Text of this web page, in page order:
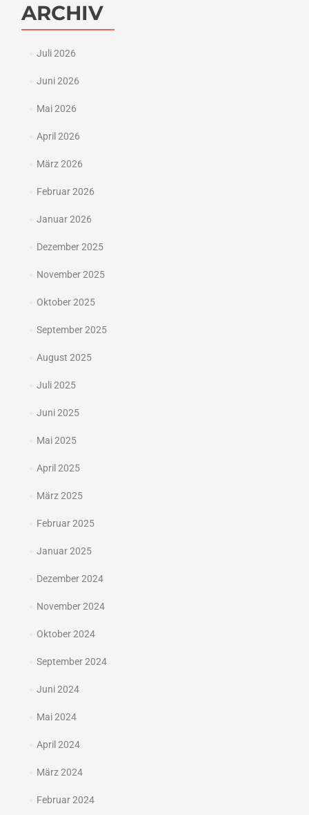
ARCHIV
Juli 2026
Juni 2026
Mai 2026
April 2026
März 2026
Februar 2026
Januar 2026
Dezember 2025
November 2025
Oktober 2025
September 2025
August 2025
Juli 2025
Juni 2025
Mai 2025
April 2025
März 2025
Februar 2025
Januar 2025
Dezember 2024
November 2024
Oktober 2024
September 2024
Juni 2024
Mai 2024
April 2024
März 2024
Februar 2024